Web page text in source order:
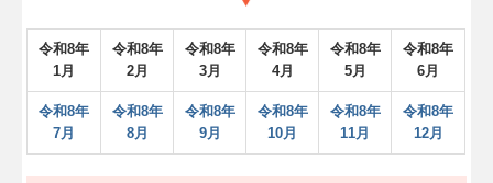
関与先向け融資商品ご紹介
個人情報の取り扱いについて
採用情報
お問合せ
令和8年
1月
令和8年
2月
令和8年
3月
令和8年
4月
令和8年
5月
令和8年
6月
令和8年
7月
令和8年
8月
令和8年
9月
令和8年
10月
令和8年
11月
令和8年
12月